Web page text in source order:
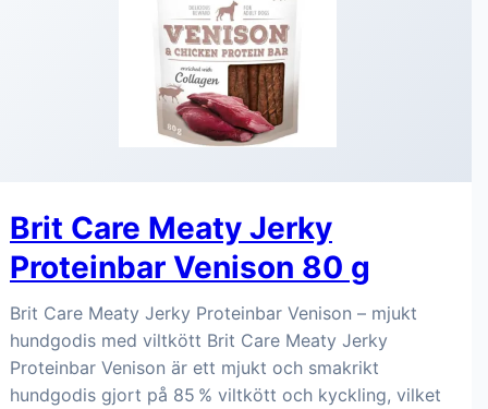
Brit Care Meaty Jerky
Proteinbar Venison 80 g
Brit Care Meaty Jerky Proteinbar Venison – mjukt
hundgodis med viltkött Brit Care Meaty Jerky
Proteinbar Venison är ett mjukt och smakrikt
hundgodis gjort på 85 % viltkött och kyckling, vilket